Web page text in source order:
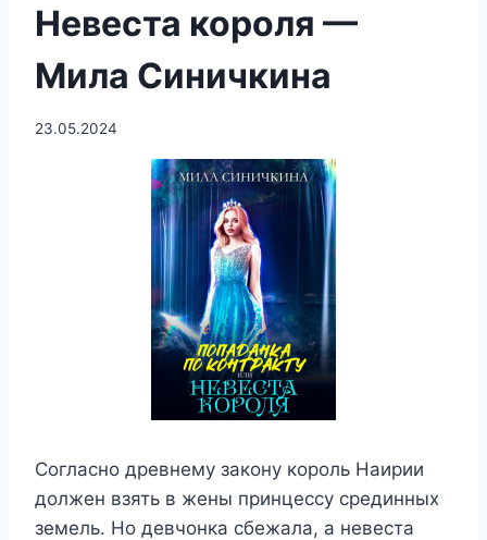
Невеста короля —
Мила Синичкина
23.05.2024
Согласно древнему закону король Наирии
должен взять в жены принцессу срединных
земель. Но девчонка сбежала, а невеста